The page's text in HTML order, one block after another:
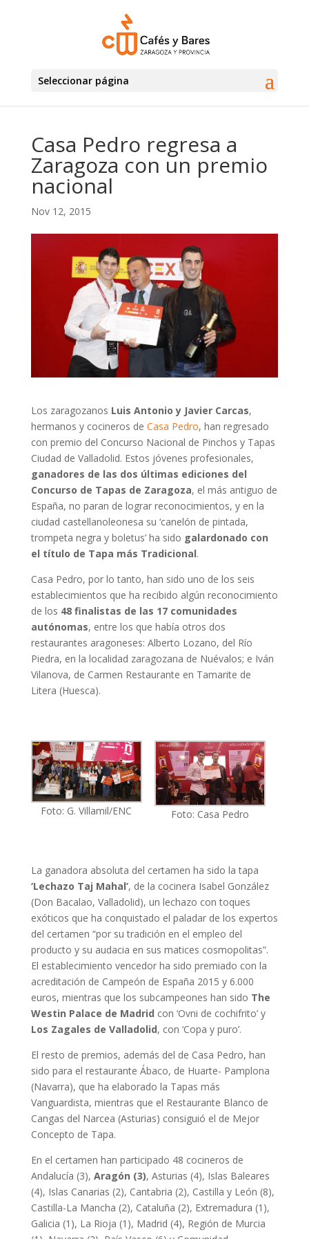
Seleccionar página
Casa Pedro regresa a
Zaragoza con un premio
nacional
Nov 12, 2015
Los zaragozanos Luis Antonio y Javier Carcas,
hermanos y cocineros de Casa Pedro, han regresado
con premio del Concurso Nacional de Pinchos y Tapas
Ciudad de Valladolid. Estos jóvenes profesionales,
ganadores de las dos últimas ediciones del
Concurso de Tapas de Zaragoza, el más antiguo de
España, no paran de lograr reconocimientos, y en la
ciudad castellanoleonesa su ‘canelón de pintada,
trompeta negra y boletus’ ha sido galardonado con
el título de Tapa más Tradicional.
Casa Pedro, por lo tanto, han sido uno de los seis
establecimientos que ha recibido algún reconocimiento
de los 48 finalistas de las 17 comunidades
autónomas, entre los que había otros dos
restaurantes aragoneses: Alberto Lozano, del Río
Piedra, en la localidad zaragozana de Nuévalos; e Iván
Vilanova, de Carmen Restaurante en Tamarite de
Litera (Huesca).
Foto: G. Villamil/ENC Foto: Casa Pedro
La ganadora absoluta del certamen ha sido la tapa
‘Lechazo Taj Mahal’, de la cocinera Isabel González
(Don Bacalao, Valladolid), un lechazo con toques
exóticos que ha conquistado el paladar de los expertos
del certamen “por su tradición en el empleo del
producto y su audacia en sus matices cosmopolitas”.
El establecimiento vencedor ha sido premiado con la
acreditación de Campeón de España 2015 y 6.000
euros, mientras que los subcampeones han sido The
Westin Palace de Madrid con ‘Ovni de cochifrito’ y
Los Zagales de Valladolid, con ‘Copa y puro’.
El resto de premios, además del de Casa Pedro, han
sido para el restaurante Ábaco, de Huarte- Pamplona
(Navarra), que ha elaborado la Tapas más
Vanguardista, mientras que el Restaurante Blanco de
Cangas del Narcea (Asturias) consiguió el de Mejor
Concepto de Tapa.
En el certamen han participado 48 cocineros de
Andalucía (3), Aragón (3), Asturias (4), Islas Baleares
(4), Islas Canarias (2), Cantabria (2), Castilla y León (8),
Castilla-La Mancha (2), Cataluña (2), Extremadura (1),
Galicia (1), La Rioja (1), Madrid (4), Región de Murcia